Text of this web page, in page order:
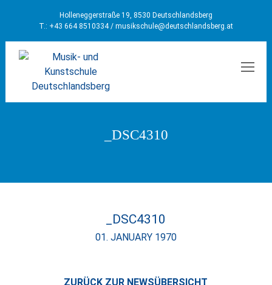
Holleneggerstraße 19, 8530 Deutschlandsberg
T.: +43 664 8510334 / musikschule@deutschlandsberg.at
_DSC4310
_DSC4310
01. JANUARY 1970
ZURÜCK ZUR NEWSÜBERSICHT